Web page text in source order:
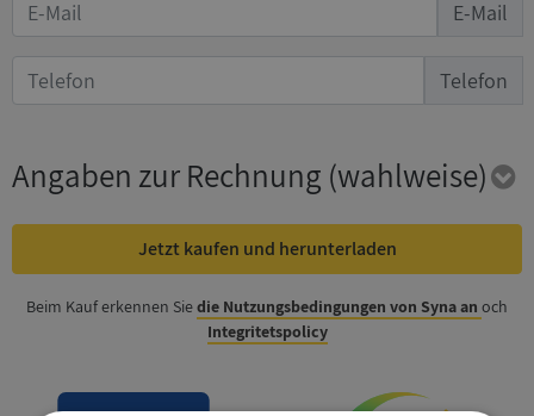
E-Mail
Telefon
Angaben zur Rechnung (wahlweise)
Jetzt kaufen und herunterladen
Beim Kauf erkennen Siedie Nutzungsbedingungen von Syna an och
Integritetspolicy